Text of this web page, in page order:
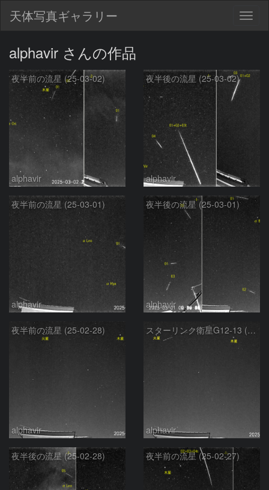
天体写真ギャラリー
alphavir さんの作品
夜半前の流星 (25-03-02)
alphavir
夜半後の流星 (25-03-02)
alphavir
夜半前の流星 (25-03-01)
alphavir
夜半後の流星 (25-03-01)
alphavir
夜半前の流星 (25-02-28)
alphavir
スターリンク衛星G12-13 (25-02-28)
alphavir
夜半後の流星 (25-02-28) 夜半前の流星 (25-02-27)